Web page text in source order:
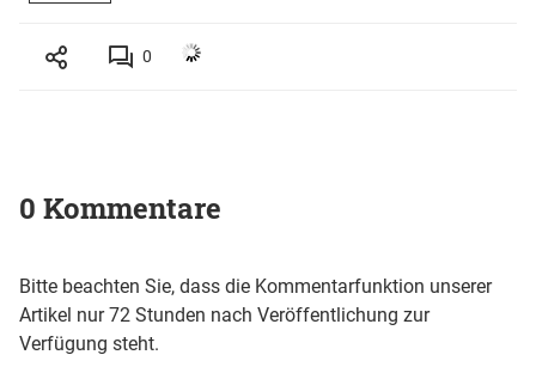
0
0 Kommentare
Bitte beachten Sie, dass die Kommentarfunktion unserer
Artikel nur 72 Stunden nach Veröffentlichung zur
Verfügung steht.